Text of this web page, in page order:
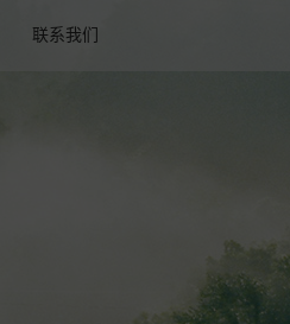
联系我们